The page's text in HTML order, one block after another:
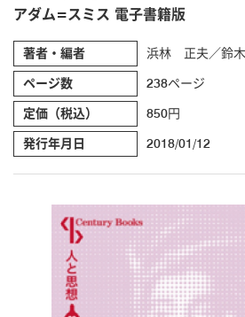
アダム=スミス 電子書籍版
著者・編者 浜林 正夫／鈴
ページ数 238ページ
定価（税込） 850円
発行年月日 2018/01/12